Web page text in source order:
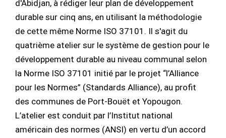
d'Abidjan, à rédiger leur plan de développement
durable sur cinq ans, en utilisant la méthodologie
de cette même Norme ISO 37101. Il s'agit du
quatrième atelier sur le système de gestion pour le
développement durable au niveau communal selon
la Norme ISO 37101 initié par le projet “l’Alliance
pour les Normes” (Standards Alliance), au profit
des communes de Port-Bouët et Yopougon.
L’atelier est conduit par l’Institut national
américain des normes (ANSI) en vertu d’un accord